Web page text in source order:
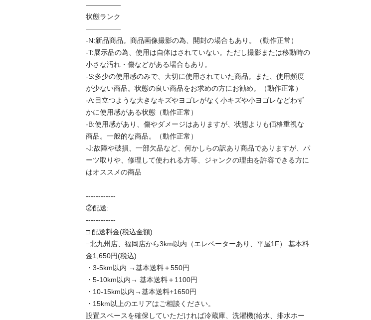
―――――
状態ランク
―――――
-N:新品商品。商品画像撮影の為、開封の場合もあり。（動作正常）
-T:展示品の為、使用は自体はされていない。ただし撮影または移動時の
小さな汚れ・傷などがある場合もあり。
-S:多少の使用感のみで、大切に使用されていた商品。また、使用頻度
が少ない商品。状態の良い商品をお求めの方にお勧め。（動作正常）
-A:目立つような大きなキズやヨゴレがなく小キズや小ヨゴレなどわず
かに使用感がある状態（動作正常）
-B:使用感があり、傷やダメージはありますが、状態よりも価格重視な
商品。一般的な商品。（動作正常）
-J:故障や破損、一部欠品など、何かしらの訳あり商品でありますが、パ
ーツ取りや、修理して使われる方等、ジャンクの理由を許容できる方に
はオススメの商品
------------
②配送:
------------
□ 配送料金(税込金額)
−北九州店、福岡店から3km以内（エレベーターあり、平屋1F）:基本料
金1,650円(税込)
・3-5km以内 →基本送料＋550円
・5-10km以内→ 基本送料＋1100円
・10-15km以内→基本送料+1650円
・15km以上のエリアはご相談ください。
設置スペースを確保していただければ冷蔵庫、洗濯機(給水、排水ホー